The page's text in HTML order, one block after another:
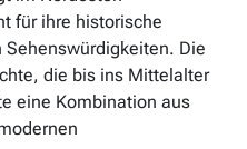
für ihre historische
Die
die bis ins Mittelalter
eine Kombination aus